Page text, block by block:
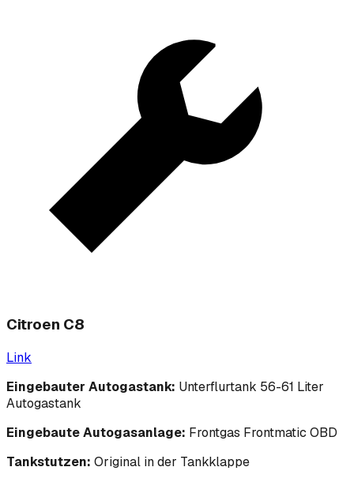
Citroen C8
Link
Eingebauter Autogastank: Unterflurtank 56-61 Liter
Autogastank
Eingebaute Autogasanlage: Frontgas Frontmatic OBD
Tankstutzen: Original in der Tankklappe